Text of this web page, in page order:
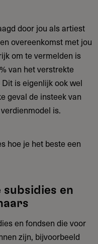
door jou als artiest
overeenkomst met jou
om te vermelden is
van het verstrekte
is eigenlijk ook wel
geval de insteek van
is.
hoe je het beste een
subsidies en
en fondsen die voor
zijn, bijvoorbeeld